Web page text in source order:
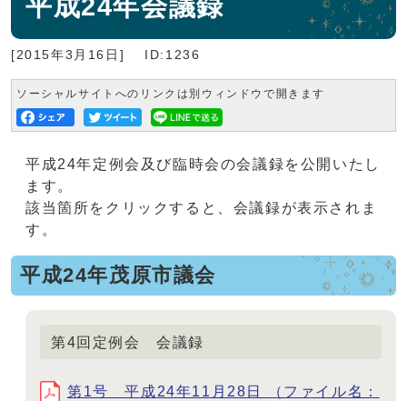
平成24年会議録
[2015年3月16日] ID:1236
ソーシャルサイトへのリンクは別ウィンドウで開きます
平成24年定例会及び臨時会の会議録を公開いたし
ます。
該当箇所をクリックすると、会議録が表示されま
す。
平成24年茂原市議会
第4回定例会 会議録
第1号 平成24年11月28日 （ファイル名：